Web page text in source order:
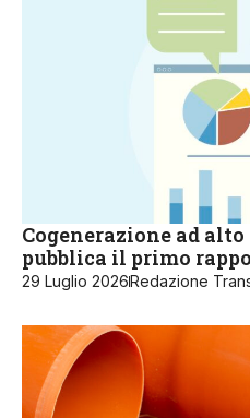
Cogenerazione ad
pubblica il primo
29 Luglio 2026 Redazione